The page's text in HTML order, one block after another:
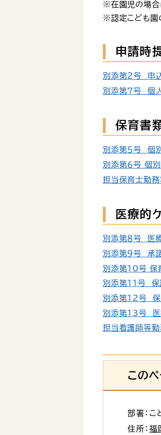
※在園児の場合
※認定こども園
申請時
別添第２号 申
別添第７号 個
保育書
別添第５号 個
別添第６号_個
担当保育士勤務
医療的
別添第８号 医
別添第９号 承
別添第10号_保
別添第11号 保
別添第12号 保
別添第13号 医
担当看護師等勤
この
部署：
住所： 福